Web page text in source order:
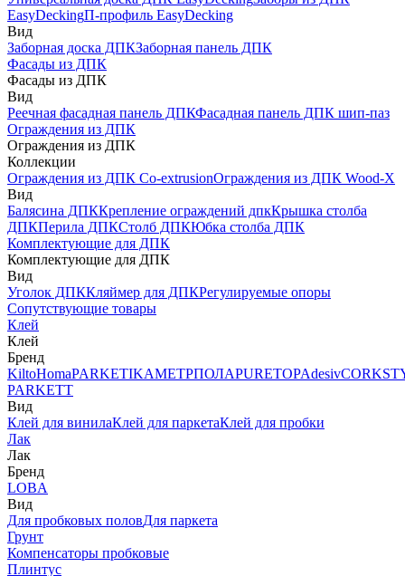
EasyDeckingП-профиль EasyDecking
Вид
Заборная доска ДПКЗаборная панель ДПК
Фасады из ДПК
Фасады из ДПК
Вид
Реечная фасадная панель ДПКФасадная панель ДПК шип-паз
Ограждения из ДПК
Ограждения из ДПК
Коллекции
Ограждения из ДПК Co-extrusionОграждения из ДПК Wood-X
Вид
Балясина ДПККрепление ограждений дпкКрышка столба
ДПКПерила ДПКСтолб ДПКЮбка столба ДПК
Комплектующие для ДПК
Комплектующие для ДПК
Вид
Уголок ДПККляймер для ДПКРегулируемые опоры
Сопутствующие товары
Клей
Клей
Бренд
KiltoHomaPARKETIKAМЕТРПОЛАPURETOPAdesiv
PARKETT
Вид
Клей для винилаКлей для паркетаКлей для пробки
Лак
Лак
Бренд
LOBA
Вид
Для пробковых половДля паркета
Грунт
Компенсаторы пробковые
Плинтус